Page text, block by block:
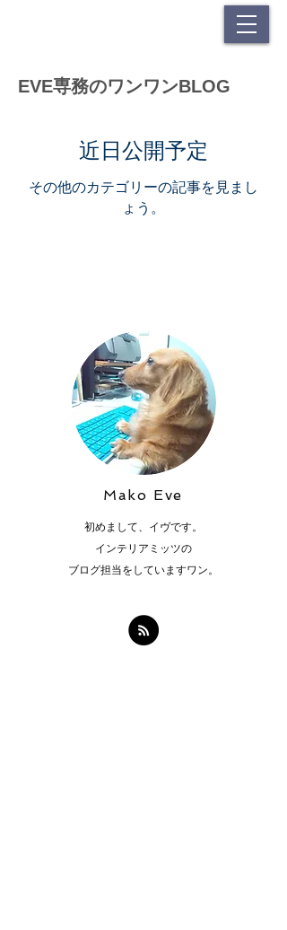
EVE専務のワンワンBLOG
近日公開予定
その他のカテゴリーの記事を見まし
ょう。
Mako Eve
初めまして、イヴです。
インテリアミッツの
ブログ担当をしていますワン。